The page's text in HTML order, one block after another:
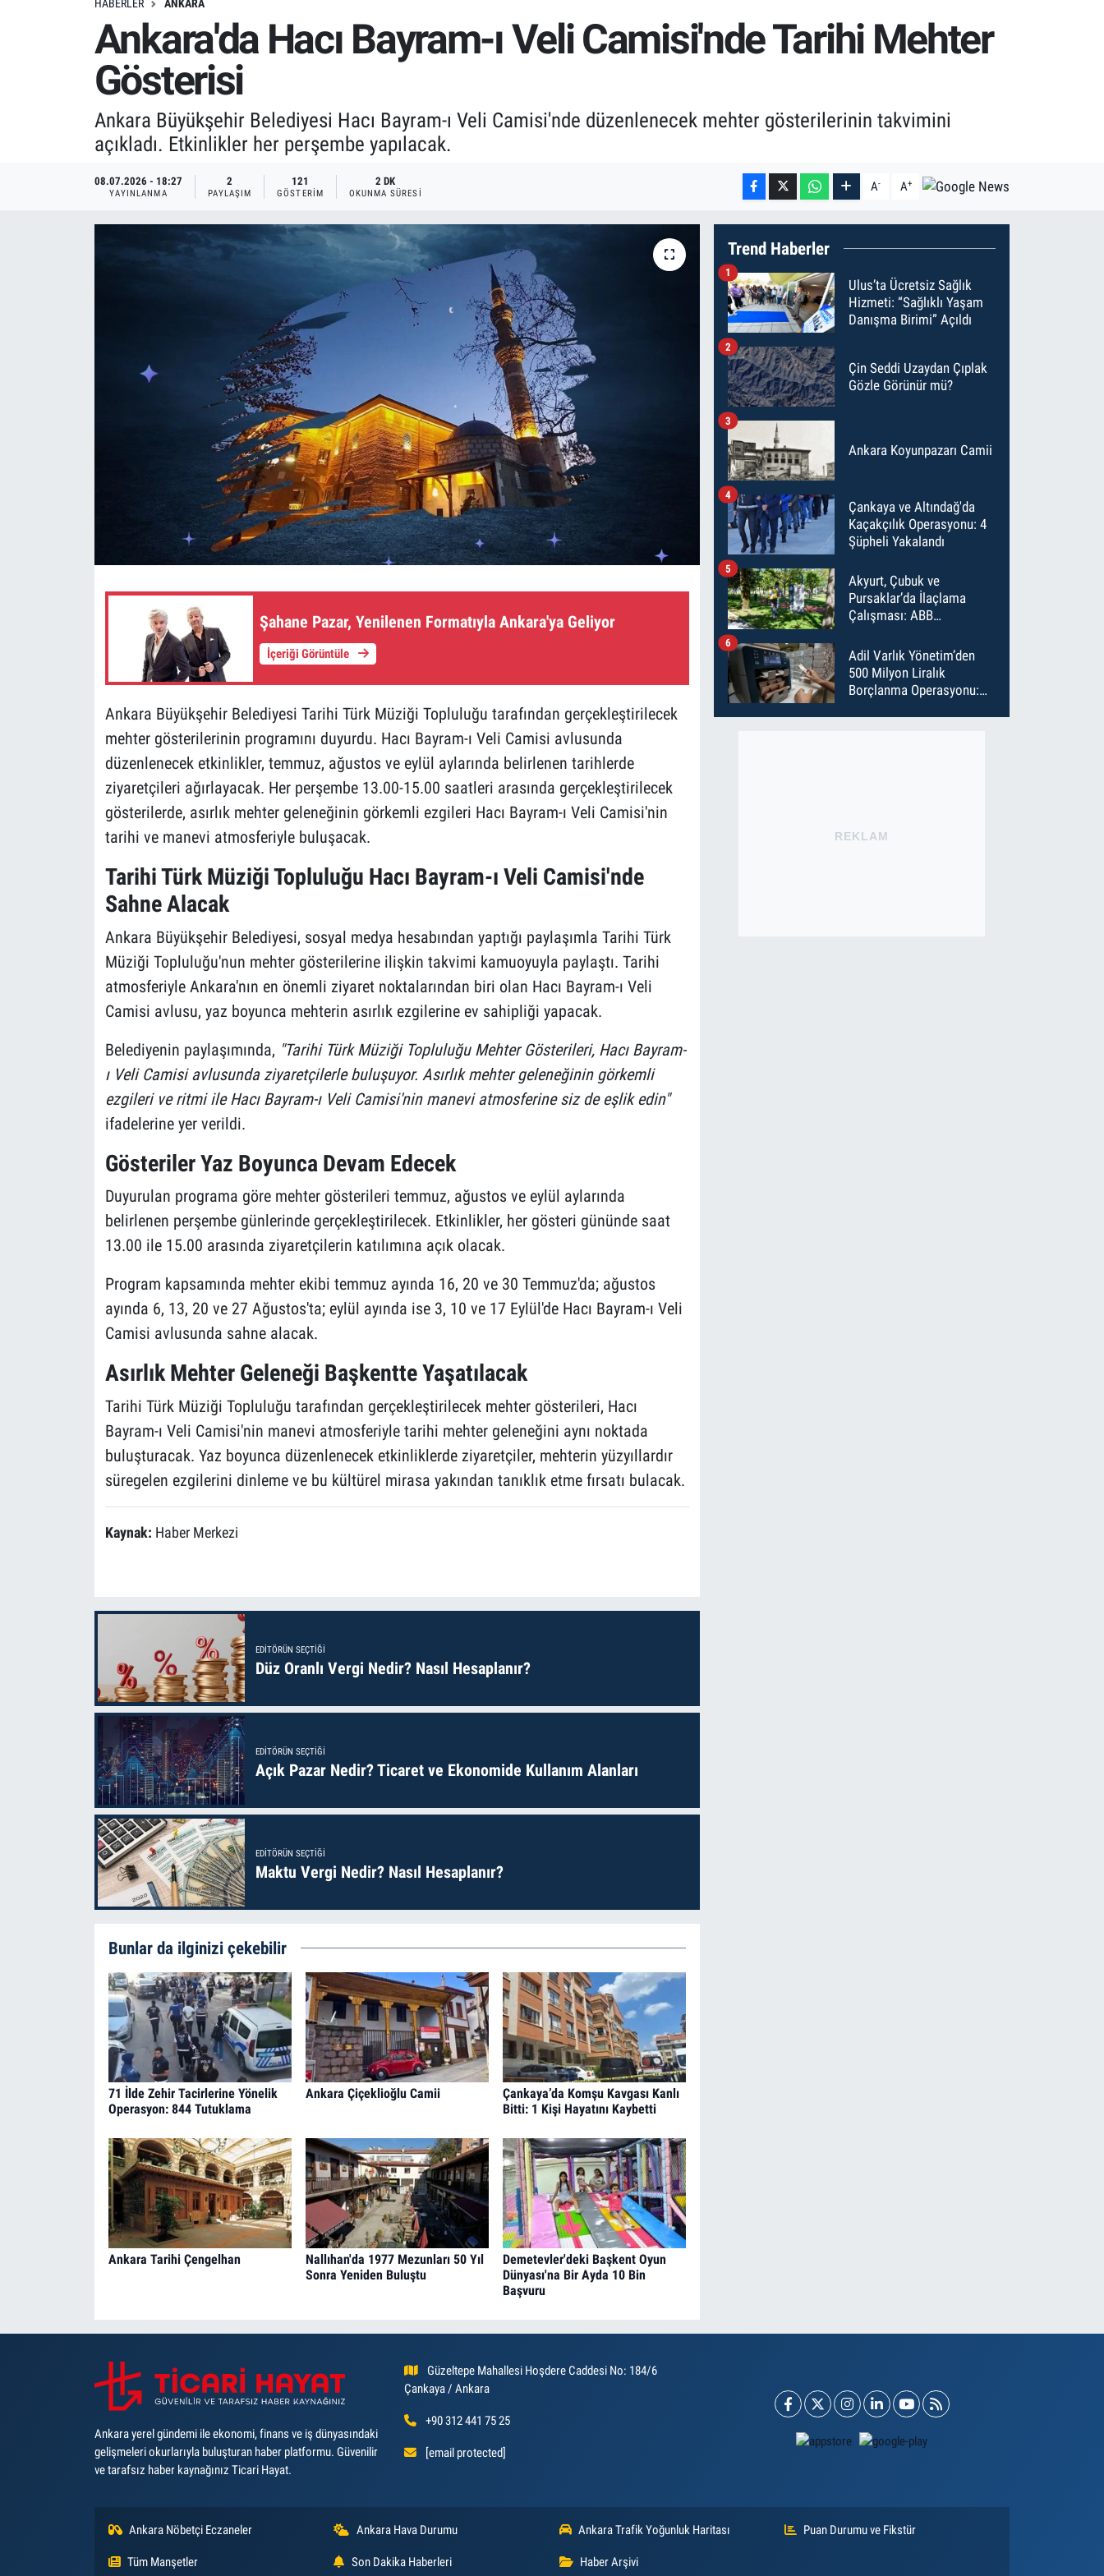
HABERLER ANKARA
Ankara'da Hacı Bayram-ı Veli Camisi'nde Tarihi Mehter
Gösterisi
Ankara Büyükşehir Belediyesi Hacı Bayram-ı Veli Camisi'nde düzenlenecek mehter gösterilerinin takvimini
açıkladı. Etkinlikler her perşembe yapılacak.
08.07.2026 - 18:27
YAYINLANMA
2
PAYLAŞIM
121
GÖSTERIM
2 DK
OKUNMA SÜRESI A- A+
Şahane Pazar, Yenilenen Formatıyla Ankara'ya Geliyor
İçeriği Görüntüle
Ankara Büyükşehir Belediyesi Tarihi Türk Müziği Topluluğu tarafından gerçekleştirilecek
mehter gösterilerinin programını duyurdu. Hacı Bayram-ı Veli Camisi avlusunda
düzenlenecek etkinlikler, temmuz, ağustos ve eylül aylarında belirlenen tarihlerde
ziyaretçileri ağırlayacak. Her perşembe 13.00-15.00 saatleri arasında gerçekleştirilecek
gösterilerde, asırlık mehter geleneğinin görkemli ezgileri Hacı Bayram-ı Veli Camisi'nin
tarihi ve manevi atmosferiyle buluşacak.
Tarihi Türk Müziği Topluluğu Hacı Bayram-ı Veli Camisi'nde
Sahne Alacak
Ankara Büyükşehir Belediyesi, sosyal medya hesabından yaptığı paylaşımla Tarihi Türk
Müziği Topluluğu'nun mehter gösterilerine ilişkin takvimi kamuoyuyla paylaştı. Tarihi
atmosferiyle Ankara'nın en önemli ziyaret noktalarından biri olan Hacı Bayram-ı Veli
Camisi avlusu, yaz boyunca mehterin asırlık ezgilerine ev sahipliği yapacak.
Belediyenin paylaşımında, "Tarihi Türk Müziği Topluluğu Mehter Gösterileri, Hacı Bayram-
ı Veli Camisi avlusunda ziyaretçilerle buluşuyor. Asırlık mehter geleneğinin görkemli
ezgileri ve ritmi ile Hacı Bayram-ı Veli Camisi'nin manevi atmosferine siz de eşlik edin"
ifadelerine yer verildi.
Gösteriler Yaz Boyunca Devam Edecek
Duyurulan programa göre mehter gösterileri temmuz, ağustos ve eylül aylarında
belirlenen perşembe günlerinde gerçekleştirilecek. Etkinlikler, her gösteri gününde saat
13.00 ile 15.00 arasında ziyaretçilerin katılımına açık olacak.
Program kapsamında mehter ekibi temmuz ayında 16, 20 ve 30 Temmuz'da; ağustos
ayında 6, 13, 20 ve 27 Ağustos'ta; eylül ayında ise 3, 10 ve 17 Eylül'de Hacı Bayram-ı Veli
Camisi avlusunda sahne alacak.
Asırlık Mehter Geleneği Başkentte Yaşatılacak
Tarihi Türk Müziği Topluluğu tarafından gerçekleştirilecek mehter gösterileri, Hacı
Bayram-ı Veli Camisi'nin manevi atmosferiyle tarihi mehter geleneğini aynı noktada
buluşturacak. Yaz boyunca düzenlenecek etkinliklerde ziyaretçiler, mehterin yüzyıllardır
süregelen ezgilerini dinleme ve bu kültürel mirasa yakından tanıklık etme fırsatı bulacak.
Kaynak: Haber Merkezi
EDITÖRÜN SEÇTIĞI
Düz Oranlı Vergi Nedir? Nasıl Hesaplanır?
EDITÖRÜN SEÇTIĞI
Açık Pazar Nedir? Ticaret ve Ekonomide Kullanım Alanları
EDITÖRÜN SEÇTIĞI
Maktu Vergi Nedir? Nasıl Hesaplanır?
Bunlar da ilginizi çekebilir
71 İlde Zehir Tacirlerine Yönelik
Operasyon: 844 Tutuklama
Ankara Çiçeklioğlu Camii
Çankaya’da Komşu Kavgası Kanlı
Bitti: 1 Kişi Hayatını Kaybetti
Ankara Tarihi Çengelhan
Nallıhan'da 1977 Mezunları 50 Yıl
Sonra Yeniden Buluştu
Demetevler'deki Başkent Oyun
Dünyası'na Bir Ayda 10 Bin
Başvuru
Trend Haberler
Ulus’ta Ücretsiz Sağlık
Hizmeti: “Sağlıklı Yaşam
Danışma Birimi” Açıldı
1
Çin Seddi Uzaydan Çıplak
Gözle Görünür mü?
2
Ankara Koyunpazarı Camii
3
Çankaya ve Altındağ'da
Kaçakçılık Operasyonu: 4
Şüpheli Yakalandı
4
Akyurt, Çubuk ve
Pursaklar’da İlaçlama
Çalışması: ABB
İlaçladı
5
Adil Varlık Yönetim’den
500 Milyon Liralık
Borçlanma Operasyonu:
6
REKLAM
Ankara yerel gündemi ile ekonomi, finans ve iş dünyasındaki
gelişmeleri okurlarıyla buluşturan haber platformu. Güvenilir
ve tarafsız haber kaynağınız Ticari Hayat.
Güzeltepe Mahallesi Hoşdere Caddesi No: 184/6
Çankaya / Ankara
+90 312 441 75 25
[email protected]
Ankara Nöbetçi Eczaneler Ankara Hava Durumu Ankara Trafik Yoğunluk Haritası Puan Durumu ve Fikstür
Tüm Manşetler Son Dakika Haberleri Haber Arşivi